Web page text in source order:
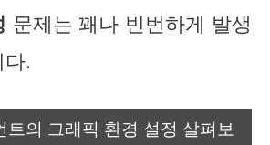
문제는 꽤나 빈번하게 발생
.
트의 그래픽 환경 설정 살펴보